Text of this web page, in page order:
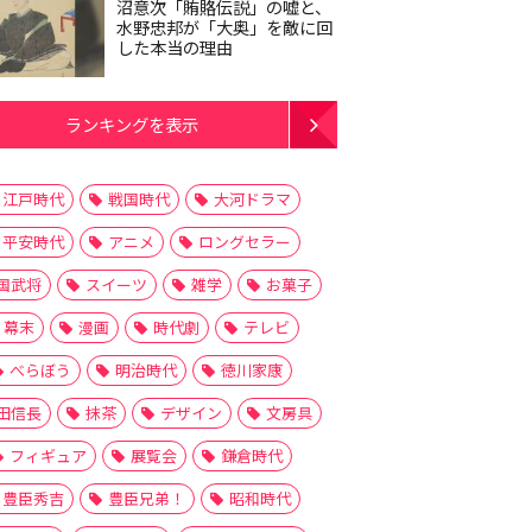
沼意次「賄賂伝説」の嘘と、
水野忠邦が「大奥」を敵に回
した本当の理由
ランキングを表示
江戸時代 戦国時代
大河ドラマ
平安時代
アニメ
ロングセラー
武将
スイーツ 雑学
お菓子
幕末
漫画 時代劇
テレビ
べらぼう
明治時代
徳川家康
信長
抹茶 デザイン
文房具
フィギュア
展覧会
鎌倉時代
豊臣秀吉
豊臣兄弟！
昭和時代